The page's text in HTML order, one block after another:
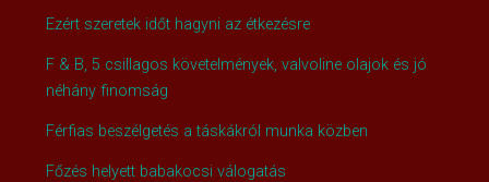
Ezért szeretek időt hagyni az étkezésre
F & B, 5 csillagos követelmények, valvoline olajok és jó
néhány finomság
Férfias beszélgetés a táskákról munka közben
Főzés helyett babakocsi válogatás